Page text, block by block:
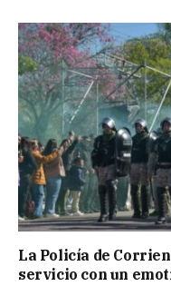
La Policía de
servicio con un